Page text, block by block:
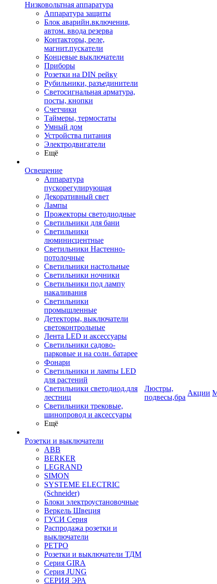
Низковольтная аппаратура
Аппаратура защиты
Блок аварийн.включения,
автом. ввода резерва
Контакторы, реле,
магнит.пускатели
Концевые выключатели
Приборы
Розетки на DIN рейку
Рубильники, разъединители
Светосигнальная арматура,
посты, кнопки
Счетчики
Таймеры, термостаты
Умный дом
Устройства питания
Электродвигатели
Ещё
Освещение
Аппаратура
пускорегулирующая
Декоративный свет
Лампы
Прожекторы светодиодные
Светильники для бани
Светильники
люминисцентные
Светильники Настенно-
потолочные
Светильники настольные
Светильники ночники
Светильники под лампу
накаливания
Светильники
промышленные
Детекторы, выключатели
светоконтрольные
Лента LED и аксессуары
Светильники садово-
парковые и на солн. батарее
Фонари
Светильники и лампы LED
для растений
Светильники светодиод.для
лестниц
Светильники трековые,
шинопровод и аксессуары
Ещё
Розетки и выключатели
ABB
BERKER
LEGRAND
SIMON
SYSTEME ELECTRIC
(Schneider)
Блоки электроустановочные
Веркель Швеция
ГУСИ Серия
Распродажа розетки и
выключатели
РЕТРО
Розетки и выключатели ТДМ
Серия GIRA
Серия JUNG
СЕРИЯ ЭРА
Люстры,
подвесы,бра
Акции